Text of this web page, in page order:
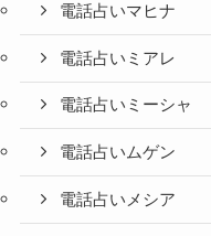
電話占いマヒナ
電話占いミアレ
電話占いミーシャ
電話占いムゲン
電話占いメシア